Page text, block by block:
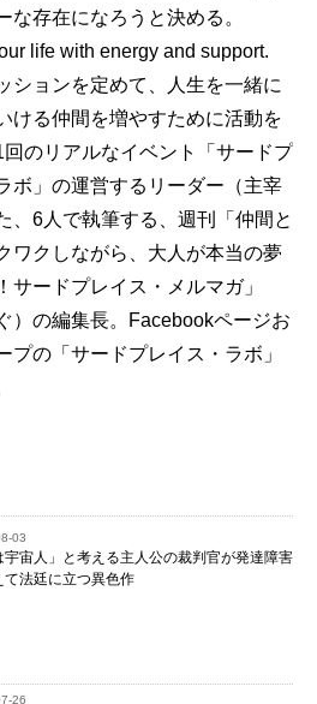
な存在になろうと決める。
life with energy and support.
ションを定めて、人生を一緒に
ける仲間を増やすために活動を
回のリアルなイベント「サードプ
ボ」の運営するリーダー（主宰
、6人で執筆する、週刊「仲間と
ワクしながら、大人が本当の夢
サードプレイス・メルマガ」
）の編集長。Facebookページお
プの「サードプレイス・ラボ」
03
宇宙人」と考える主人公の裁判官が発達障害
て法廷に立つ異色作
26